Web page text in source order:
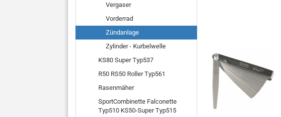
Vergaser
Vorderrad
Zündanlage
Zylinder - Kurbelwelle
KS80 Super Typ537
R50 RS50 Roller Typ561
Rasenmäher
SportCombinette Falconette
Typ510 KS50-Super Typ515